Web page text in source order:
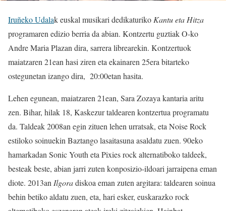
Iruñeko Udalak euskal musikari dedikaturikoKantu eta Hitza
programaren edizio berria da abian. Kontzertu guztiak O-ko
Andre Maria Plazan dira, sarrera librearekin. Kontzertuok
maiatzaren 21ean hasi ziren eta ekainaren 25era bitarteko
ostegunetan izango dira, 20:00etan hasita.
Lehen egunean, maiatzaren 21ean, Sara Zozaya kantaria aritu
zen. Bihar, hilak 18, Kaskezur taldearen kontzertua programatu
da. Taldeak 2008an egin zituen lehen urratsak, eta Noise Rock
estiloko soinuekin Baztango lasaitasuna asaldatu zuen. 90eko
hamarkadan Sonic Youth eta Pixies rock alternatiboko taldeek,
besteak beste, abian jarri zuten konposizio-ildoari jarraipena eman
diote. 2013anIlgoradiskoa eman zuten argitara: taldearen soinua
behin betiko aldatu zuen, eta, hari esker, euskarazko rock